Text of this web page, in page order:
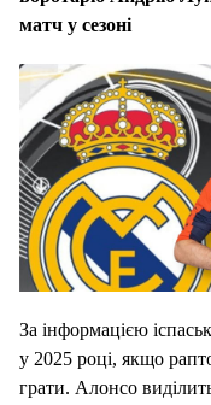
матч у сезоні
За інформацією
у 2025 році, якщо
грати. Алонсо